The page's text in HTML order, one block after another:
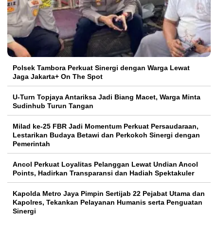
Polsek Tambora Perkuat Sinergi dengan Warga Lewat
Jaga Jakarta+ On The Spot
U-Turn Topjaya Antariksa Jadi Biang Macet, Warga Minta
Sudinhub Turun Tangan
Milad ke-25 FBR Jadi Momentum Perkuat Persaudaraan,
Lestarikan Budaya Betawi dan Perkokoh Sinergi dengan
Pemerintah
Ancol Perkuat Loyalitas Pelanggan Lewat Undian Ancol
Points, Hadirkan Transparansi dan Hadiah Spektakuler
Kapolda Metro Jaya Pimpin Sertijab 22 Pejabat Utama dan
Kapolres, Tekankan Pelayanan Humanis serta Penguatan
Sinergi